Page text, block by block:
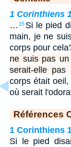
1 Corinthiens
… 15 Si le pied
main, je ne
corps pour
ne suis pas
serait-elle
corps était
où serait
Références
1 Corinthiens
Si le pied